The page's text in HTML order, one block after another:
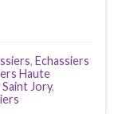
, Echassiers
Haute
Jory,